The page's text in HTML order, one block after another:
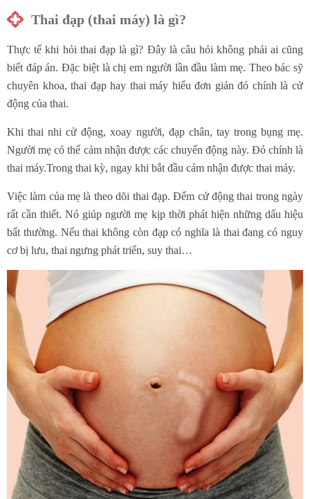
Thai đạp (thai máy) là gì?
Thực tế khi hỏi thai đạp là gì? Đây là câu hỏi không phải ai cũng
biết đáp án. Đặc biệt là chị em người lần đầu làm mẹ. Theo bác sỹ
chuyên khoa, thai đạp hay thai máy hiểu đơn giản đó chính là cử
động của thai.
Khi thai nhi cử động, xoay người, đạp chân, tay trong bụng mẹ.
Người mẹ có thể cảm nhận được các chuyển động này. Đó chính là
thai máy.Trong thai kỳ, ngay khi bắt đầu cảm nhận được thai máy.
Việc làm của mẹ là theo dõi thai đạp. Đếm cử động thai trong ngày
rất cần thiết. Nó giúp người mẹ kịp thời phát hiện những dấu hiệu
bất thường. Nếu thai không còn đạp có nghĩa là thai đang có nguy
cơ bị lưu, thai ngưng phát triển, suy thai…